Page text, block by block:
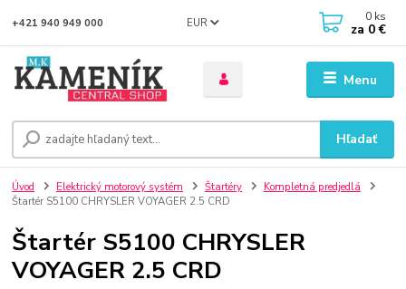
Menu
EUR
Hľadať
+421 940 949 000 0 ks
za 0 €
Úvod Elektrický motorový systém Štartéry
Kompletná predjedlá
Štartér S5100 CHRYSLER VOYAGER 2.5 CRD
Štartér S5100 CHRYSLER
VOYAGER 2.5 CRD